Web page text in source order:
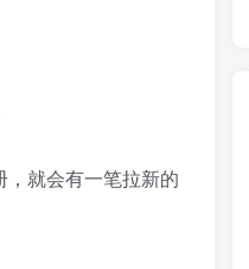
就会有一笔拉新的